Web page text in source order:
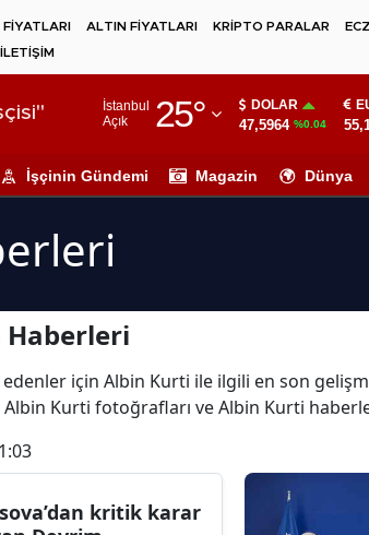
ALTIN FİYATLARI KRİPTO PARALAR
İLETİŞİM
İstanbul
Açık
25°
Adıyaman
Ağrı
Antalya
Artvin
Aydın
Balıkesir
Bilecik
DOLAR
47,5964 %0.04
İşçinin Gündemi Magazin Dünya
Haberleri
için Albin Kurti ile ilgili en son
Albin Kurti fotoğrafları ve Albin Kurti
kritik karar